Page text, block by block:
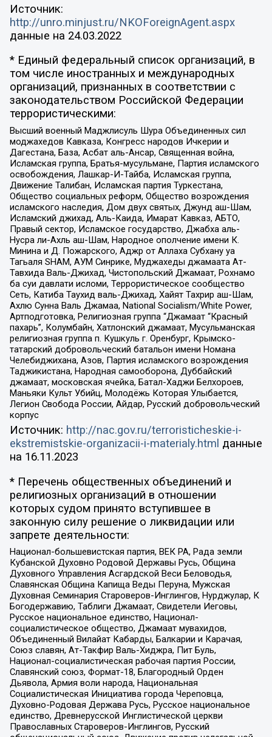
Источник:
http://unro.minjust.ru/NKOForeignAgent.aspx
данные на 24.03.2022
* Единый федеральный список организаций, в
том числе иностранных и международных
организаций, признанных в соответствии с
законодательством Российской Федерации
террористическими:
Высший военный Маджлисуль Шура Объединенных сил
моджахедов Кавказа, Конгресс народов Ичкерии и
Дагестана, База, Асбат аль-Ансар, Священная война,
Исламская группа, Братья-мусульмане, Партия исламского
освобождения, Лашкар-И-Тайба, Исламская группа,
Движение Талибан, Исламская партия Туркестана,
Общество социальных реформ, Общество возрождения
исламского наследия, Дом двух святых, Джунд аш-Шам,
Исламский джихад, Аль-Каида, Имарат Кавказ, АБТО,
Правый сектор, Исламское государство, Джабха аль-
Нусра ли-Ахль аш-Шам, Народное ополчение имени К.
Минина и Д. Пожарского, Аджр от Аллаха Субхану уа
Тагьаля SHAM, АУМ Синрике, Муджахеды джамаата Ат-
Тавхида Валь-Джихад, Чистопольский Джамаат, Рохнамо
ба суи давлати исломи, Террористическое сообщество
Сеть, Катиба Таухид валь-Джихад, Хайят Тахрир аш-Шам,
Ахлю Сунна Валь Джамаа, National Socialism/White Power,
Артподготовка, Религиозная группа “Джамаат “Красный
пахарь”, Колумбайн, Хатлонский джамаат, Мусульманская
религиозная группа п. Кушкуль г. Оренбург, Крымско-
татарский добровольческий батальон имени Номана
Челебиджихана, Азов, Партия исламского возрождения
Таджикистана, Народная самооборона, Дуббайский
джамаат, московская ячейка, Батал-Хаджи Белхороев,
Маньяки Культ Убийц, Молодёжь Которая Улыбается,
Легион Свобода России, Айдар, Русский добровольческий
корпус
Источник: http://nac.gov.ru/terroristicheskie-i-
ekstremistskie-organizacii-i-materialy.html данные
на 16.11.2023
* Перечень общественных объединений и
религиозных организаций в отношении
которых судом принято вступившее в
законную силу решение о ликвидации или
запрете деятельности:
Национал-большевистская партия, ВЕК РА, Рада земли
Кубанской Духовно Родовой Державы Русь, Община
Духовного Управления Асгардской Веси Беловодья,
Славянская Община Капища Веды Перуна, Мужская
Духовная Семинария Староверов-Инглингов, Нурджулар, К
Богодержавию, Таблиги Джамаат, Свидетели Иеговы,
Русское национальное единство, Национал-
социалистическое общество, Джамаат мувахидов,
Объединенный Вилайат Кабарды, Балкарии и Карачая,
Союз славян, Ат-Такфир Валь-Хиджра, Пит Буль,
Национал-социалистическая рабочая партия России,
Славянский союз, Формат-18, Благородный Орден
Дьявола, Армия воли народа, Национальная
Социалистическая Инициатива города Череповца,
Духовно-Родовая Держава Русь, Русское национальное
единство, Древнерусской Инглистической церкви
Православных Староверов-Инглингов, Русский